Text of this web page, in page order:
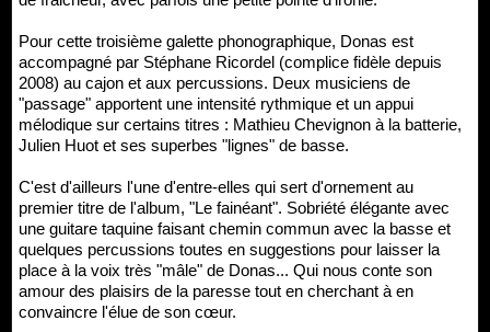
Pour cette troisième galette phonographique, Donas est
accompagné par Stéphane Ricordel (complice fidèle depuis
2008) au cajon et aux percussions. Deux musiciens de
"passage" apportent une intensité rythmique et un appui
mélodique sur certains titres : Mathieu Chevignon à la batterie,
Julien Huot et ses superbes "lignes" de basse.
C'est d'ailleurs l'une d'entre-elles qui sert d'ornement au
premier titre de l'album, "Le fainéant". Sobriété élégante avec
une guitare taquine faisant chemin commun avec la basse et
quelques percussions toutes en suggestions pour laisser la
place à la voix très "mâle" de Donas... Qui nous conte son
amour des plaisirs de la paresse tout en cherchant à en
convaincre l'élue de son cœur.